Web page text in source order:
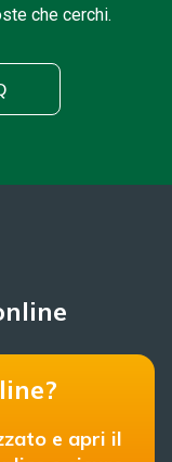
che cerchi.
e apri il